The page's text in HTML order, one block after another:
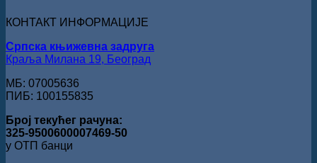
КОНТАКТ ИНФОРМАЦИЈЕ
Српска књижевна задруга
Краља Милана 19, Београд
МБ: 07005636
ПИБ: 100155835
Број текућег рачуна:
325-9500600007469-50
у ОТП банци